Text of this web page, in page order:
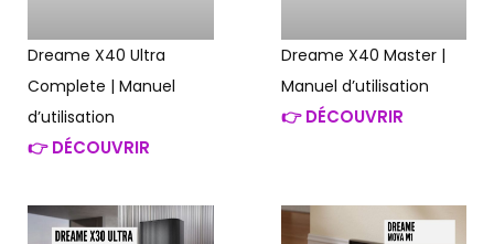
Dreame X40 Ultra
Complete | Manuel
d’utilisation
👉 DÉCOUVRIR
Dreame X40 Master |
Manuel d’utilisation
👉 DÉCOUVRIR